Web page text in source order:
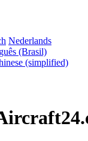
Nederlands
(Brasil)